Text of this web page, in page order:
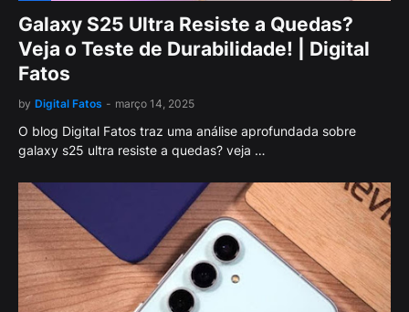
Galaxy S25 Ultra Resiste a Quedas?
Veja o Teste de Durabilidade! | Digital
Fatos
by Digital Fatos - março 14, 2025
O blog Digital Fatos traz uma análise aprofundada sobre
galaxy s25 ultra resiste a quedas? veja …